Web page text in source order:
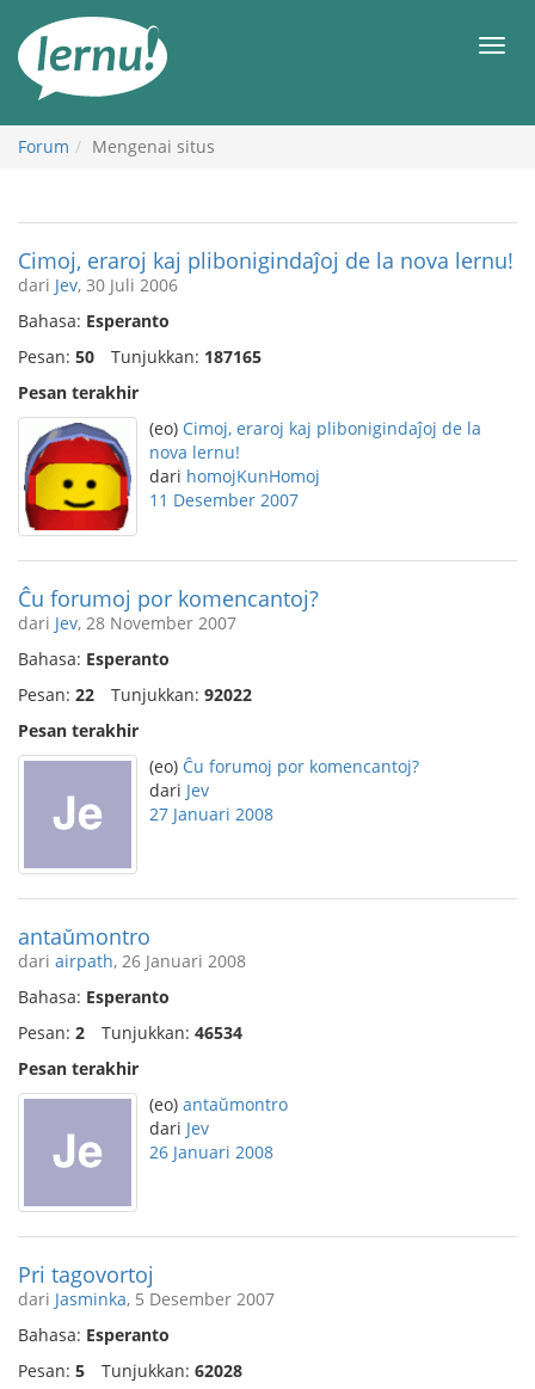
daftar
Forum Mengenai situs
Cimoj, eraroj kaj plibonigindaĵoj de la nova lernu!
dari Jev, 30 Juli 2006
Bahasa: Esperanto
Pesan: 50 Tunjukkan: 187165
Pesan terakhir
(eo) Cimoj, eraroj kaj plibonigindaĵoj de la
nova lernu!
dari homojKunHomoj
11 Desember 2007
Ĉu forumoj por komencantoj?
dari Jev, 28 November 2007
Bahasa: Esperanto
Pesan: 22 Tunjukkan: 92022
Pesan terakhir
(eo) Ĉu forumoj por komencantoj?
dari Jev
27 Januari 2008
antaŭmontro
dari airpath, 26 Januari 2008
Bahasa: Esperanto
Pesan: 2 Tunjukkan: 46534
Pesan terakhir
(eo) antaŭmontro
dari Jev
26 Januari 2008
Pri tagovortoj
dari Jasminka, 5 Desember 2007
Bahasa: Esperanto
Pesan: 5 Tunjukkan: 62028